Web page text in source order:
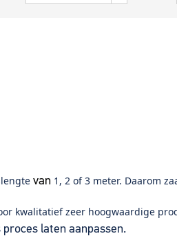
van 1, 2 of 3 meter. Daarom
kwalitatief zeer hoogwaardige
proces laten aanpassen.